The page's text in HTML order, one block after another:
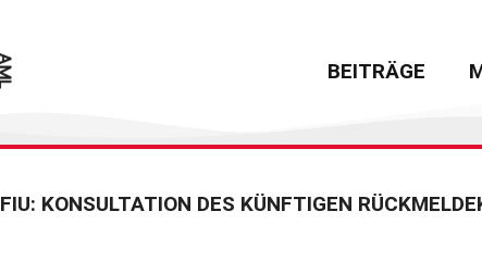
BEITRÄGE
FIU: KONSULTATION DES KÜNFTIGEN